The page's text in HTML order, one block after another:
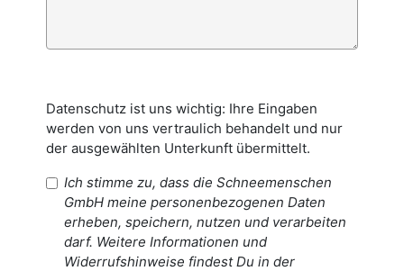
Datenschutz ist uns wichtig: Ihre Eingaben
werden von uns vertraulich behandelt und nur
der ausgewählten Unterkunft übermittelt.
Ich stimme zu, dass die Schneemenschen
GmbH meine personenbezogenen Daten
erheben, speichern, nutzen und verarbeiten
darf. Weitere Informationen und
Widerrufshinweise findest Du in der